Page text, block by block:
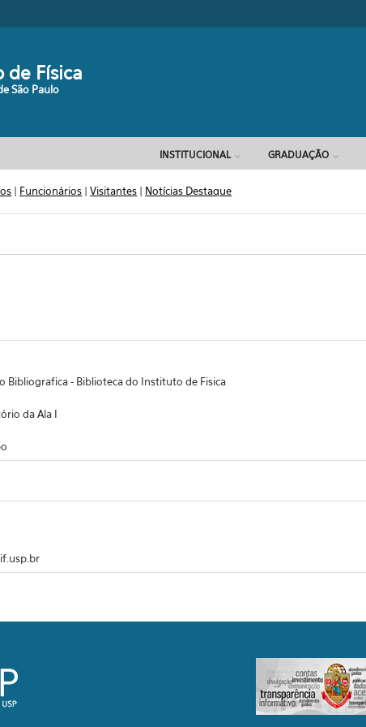
de Física
São Paulo
INSTITUCIONAL GRADUAÇÃO
| Funcionários |Visitantes | Notícias Destaque
Bibliografica - Biblioteca do Instituto de Fisica
da Ala I